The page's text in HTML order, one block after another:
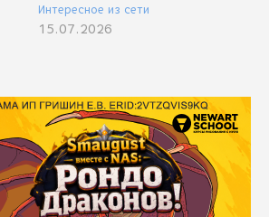
Интересное из сети
15.07.2026